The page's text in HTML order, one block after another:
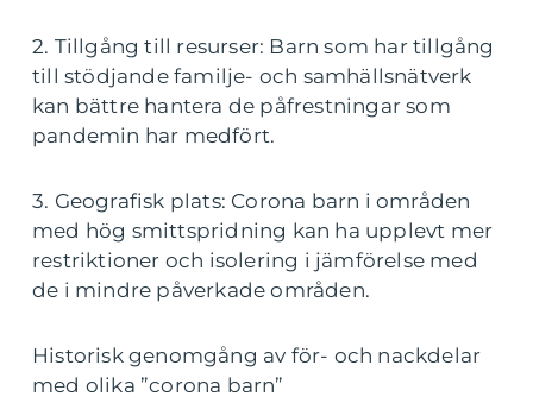
2. Tillgång till resurser: Barn som har tillgång
till stödjande familje- och samhällsnätverk
kan bättre hantera de påfrestningar som
pandemin har medfört.
3. Geografisk plats: Corona barn i områden
med hög smittspridning kan ha upplevt mer
restriktioner och isolering i jämförelse med
de i mindre påverkade områden.
Historisk genomgång av för- och nackdelar
med olika ”corona barn”